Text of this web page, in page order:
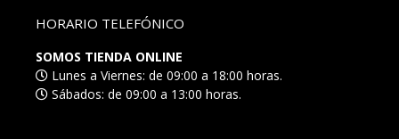
HORARIO TELEFÓNICO
SOMOS TIENDA ONLINE
Lunes a Viernes: de 09:00 a 18:00 horas.
Sábados: de 09:00 a 13:00 horas.